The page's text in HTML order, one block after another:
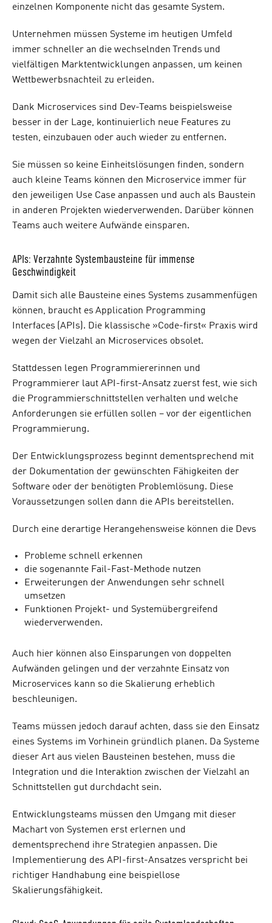
einzelnen Komponente nicht das gesamte System.
Unternehmen müssen Systeme im heutigen Umfeld
immer schneller an die wechselnden Trends und
vielfältigen Marktentwicklungen anpassen, um keinen
Wettbewerbsnachteil zu erleiden.
Dank Microservices sind Dev-Teams beispielsweise
besser in der Lage, kontinuierlich neue Features zu
testen, einzubauen oder auch wieder zu entfernen.
Sie müssen so keine Einheitslösungen finden, sondern
auch kleine Teams können den Microservice immer für
den jeweiligen Use Case anpassen und auch als Baustein
in anderen Projekten wiederverwenden. Darüber können
Teams auch weitere Aufwände einsparen.
APIs: Verzahnte Systembausteine für immense
Geschwindigkeit
Damit sich alle Bausteine eines Systems zusammenfügen
können, braucht es Application Programming
Interfaces (APIs). Die klassische »Code-first« Praxis wird
wegen der Vielzahl an Microservices obsolet.
Stattdessen legen Programmiererinnen und
Programmierer laut API-first-Ansatz zuerst fest, wie sich
die Programmierschnittstellen verhalten und welche
Anforderungen sie erfüllen sollen – vor der eigentlichen
Programmierung.
Der Entwicklungsprozess beginnt dementsprechend mit
der Dokumentation der gewünschten Fähigkeiten der
Software oder der benötigten Problemlösung. Diese
Voraussetzungen sollen dann die APIs bereitstellen.
Durch eine derartige Herangehensweise können die Devs
Probleme schnell erkennen
die sogenannte Fail-Fast-Methode nutzen
Erweiterungen der Anwendungen sehr schnell
umsetzen
Funktionen Projekt- und Systemübergreifend
wiederverwenden.
Auch hier können also Einsparungen von doppelten
Aufwänden gelingen und der verzahnte Einsatz von
Microservices kann so die Skalierung erheblich
beschleunigen.
Teams müssen jedoch darauf achten, dass sie den Einsatz
eines Systems im Vorhinein gründlich planen. Da Systeme
dieser Art aus vielen Bausteinen bestehen, muss die
Integration und die Interaktion zwischen der Vielzahl an
Schnittstellen gut durchdacht sein.
Entwicklungsteams müssen den Umgang mit dieser
Machart von Systemen erst erlernen und
dementsprechend ihre Strategien anpassen. Die
Implementierung des API-first-Ansatzes verspricht bei
richtiger Handhabung eine beispiellose
Skalierungsfähigkeit.